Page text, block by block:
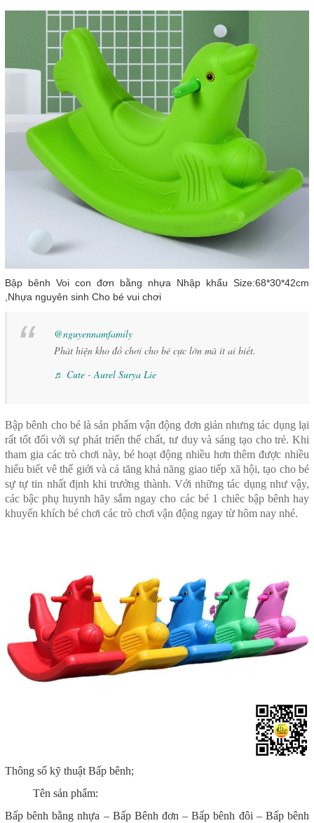
Bập bênh Voi con đơn bằng nhựa Nhập khẩu Size:68*30*42cm
,Nhựa nguyên sinh Cho bé vui chơi
@nguyennamfamily
Phát hiện kho đồ chơi cho bé cực lớn mà ít ai biết.
♬ Cute - Aurel Surya Lie
Bập bênh cho bélà sản phẩm vận động đơn giản nhưng tác dụng lại
rất tốt đối với sự phát triển thể chất, tư duy và sáng tạo cho trẻ. Khi
tham gia các trò chơi này, bé hoạt động nhiều hơn thêm được nhiều
hiểu biết vê thế giới và cả tăng khả năng giao tiếp xã hội, tạo cho bé
sự tự tin nhất định khi trưởng thành. Với những tác dụng như vậy,
các bậc phụ huynh hãy sắm ngay cho các bé 1 chiêc bập bênh hay
khuyến khích bé chơi các trò chơi vận động ngay từ hôm nay nhé.
Thông số kỹ thuật Bấp bênh;
Tên sản phẩm:
Bấp bênh bằng nhựa – Bấp Bênh đơn – Bấp bênh đôi – Bấp bênh